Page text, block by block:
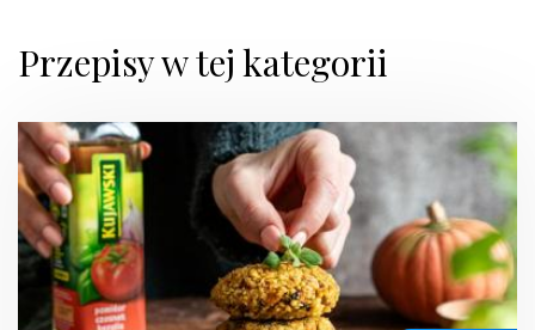
Przepisy w tej kategorii